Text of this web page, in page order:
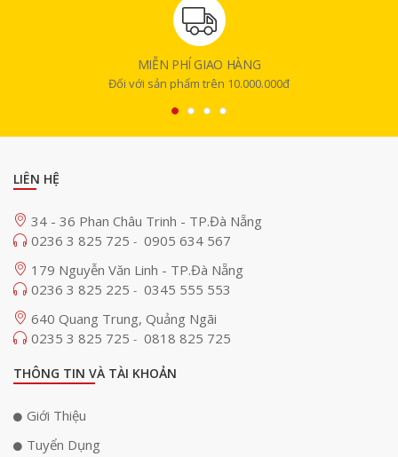
MIỄN PHÍ GIAO HÀNG
Đối với sản phẩm trên 10.000.000đ
LIÊN HỆ
34 - 36 Phan Châu Trinh - TP.Đà Nẵng
0236 3 825 725 - 0905 634 567
179 Nguyễn Văn Linh - TP.Đà Nẵng
0236 3 825 225 - 0345 555 553
640 Quang Trung, Quảng Ngãi
0235 3 825 725 - 0818 825 725
THÔNG TIN VÀ TÀI KHOẢN
Giới Thiệu
Tuyển Dụng